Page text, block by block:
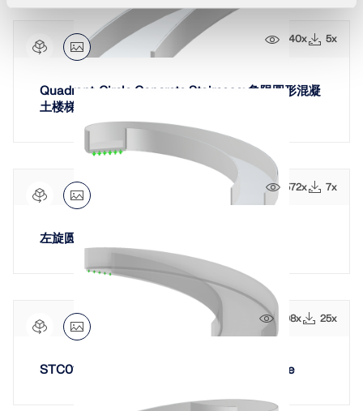
740x 5x
Quadrant-Circle Concrete Staircase: 象限圆形混凝
土楼梯
572x 7x
左旋圆柱楼梯
808x 25x
STC014 | Semi-Circle Single-Flight Staircase